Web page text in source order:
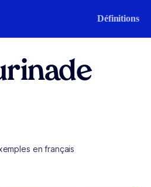
Définitions
en français